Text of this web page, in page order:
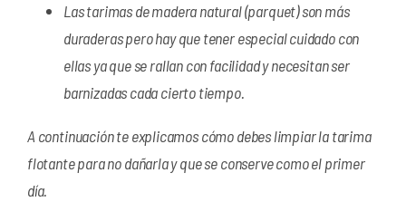
Las tarimas de madera natural (parquet) son más
duraderas pero hay que tener especial cuidado con
ellas ya que se rallan con facilidad y necesitan ser
barnizadas cada cierto tiempo.
A continuación te explicamos cómo debes limpiar la tarima
flotante para no dañarla y que se conserve como el primer
día.